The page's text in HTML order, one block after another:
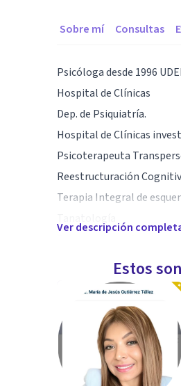
Sobre mí Consultas
Psicóloga desde 1996
Hospital de Clínicas
Dep. de Psiquiatría.
Hospital de Clínicas
Psicoterapeuta
Reestructuración
Terapia Integral de
Terapia de Aceptación y
Mindfulness
Abordaje dinámico e
Ver descripción
Estos